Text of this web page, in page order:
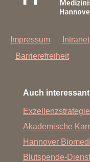
Impressum Intranet
Barrierefreiheit
Auch interessant
Exzellenzstrategie
Akademische
Hannover
Blutspende-Dienst